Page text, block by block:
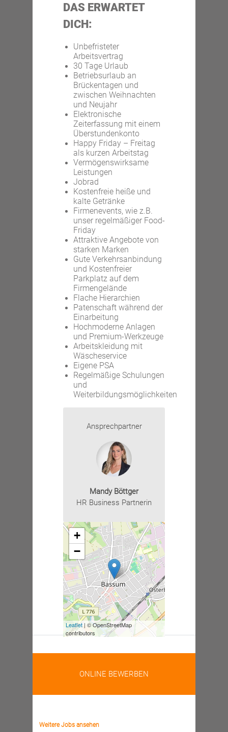
DAS ERWARTET
DICH:
Unbefristeter
Arbeitsvertrag
30 Tage Urlaub
Betriebsurlaub an
Brückentagen und
zwischen Weihnachten
und Neujahr
Elektronische
Zeiterfassung mit einem
Überstundenkonto
Happy Friday – Freitag
als kurzen Arbeitstag
Vermögenswirksame
Leistungen
Jobrad
Kostenfreie heiße und
kalte Getränke
Firmenevents, wie z.B.
unser regelmäßiger Food-
Friday
Attraktive Angebote von
starken Marken
Gute Verkehrsanbindung
und Kostenfreier
Parkplatz auf dem
Firmengelände
Flache Hierarchien
Patenschaft während der
Einarbeitung
Hochmoderne Anlagen
und Premium-Werkzeuge
Arbeitskleidung mit
Wäscheservice
Eigene PSA
Regelmäßige Schulungen
und
Weiterbildungsmöglichkeiten
Ansprechpartner
Mandy Böttger
HR Business Partnerin
+
−
Leaflet| © OpenStreetMap
contributors
ONLINE BEWERBEN
Weitere Jobs ansehen